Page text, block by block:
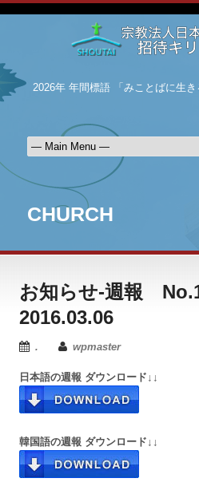
2026年 年間標語 「みことばに生き
CHURCH
お知らせ-週報
2016.03.06
. wpmaster
日本語の週報 ダウンロード↓↓
韓国語の週報 ダウンロード↓↓